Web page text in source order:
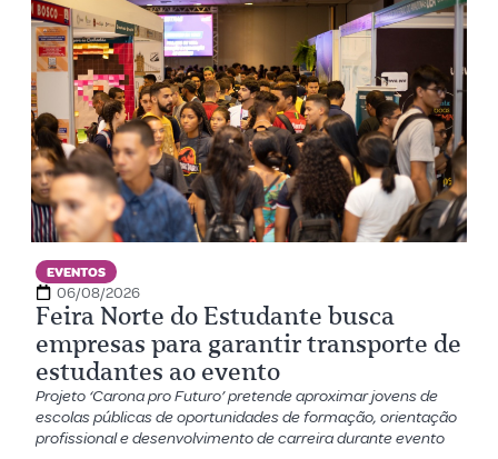
EVENTOS
06/08/2026
Feira Norte do Estudante busca
empresas para garantir transporte de
estudantes ao evento
Projeto ‘Carona pro Futuro’ pretende aproximar jovens de
escolas públicas de oportunidades de formação, orientação
profissional e desenvolvimento de carreira durante evento